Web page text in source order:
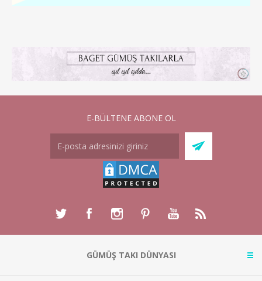
E-BÜLTENE ABONE OL
GÜMÜŞ TAKI DÜNYASI